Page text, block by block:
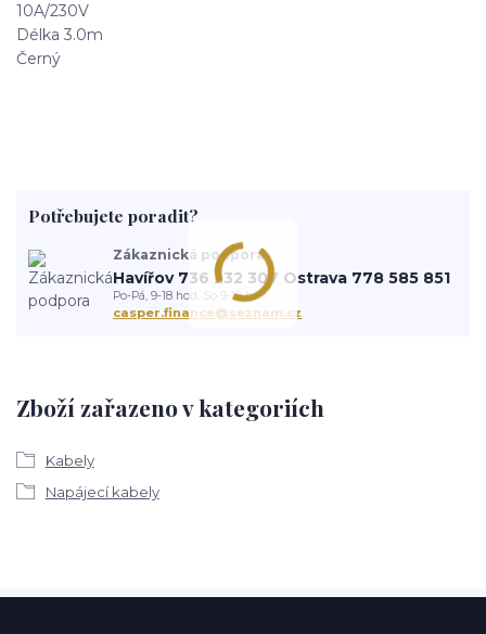
10A/230V
Délka 3.0m
Černý
Zboží zařazeno v kategoriích
Kabely
Napájecí kabely
Potřebujete poradit?
Zákaznická podpora
Havířov 736 232 307 Ostrava 778 585 851
Po-Pá, 9-18 hod. So 9-12 h.
casper.finance@seznam.cz